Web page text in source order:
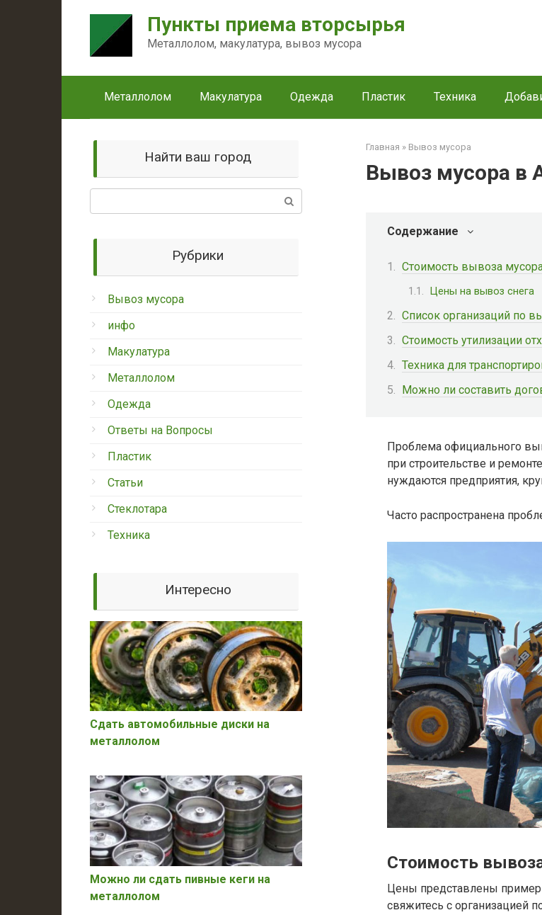
Пункты приема вторсырья
Металлолом, макулатура, вывоз мусора
Металлолом Макулатура Одежда Пластик Техника
Главная » Вывоз мусора
Вывоз мусора в
Содержание
Стоимость вывоза
Цены на вывоз снега
Список организаций по
Стоимость утилизации
Техника для
Можно ли составить
Проблема официального
при строительстве и
нуждаются предприятия,
Часто распространена
Стоимость
Цены представлены
свяжитесь с организацией
Найти ваш город
Рубрики
Вывоз мусора
инфо
Макулатура
Металлолом
Одежда
Ответы на Вопросы
Пластик
Статьи
Стеклотара
Техника
Интересно
Сдать автомобильные диски на
металлолом
Можно ли сдать пивные кеги на
металлолом